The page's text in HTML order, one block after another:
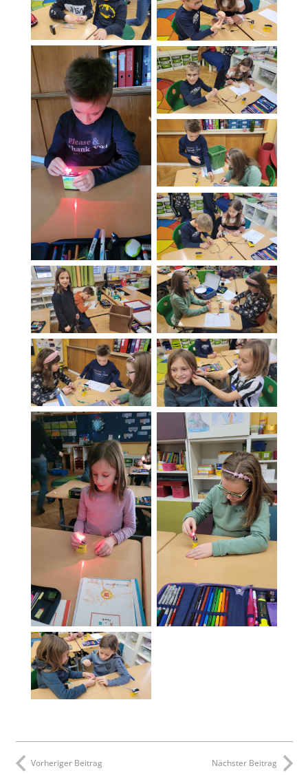
Vorheriger Beitrag Nächster Beitrag